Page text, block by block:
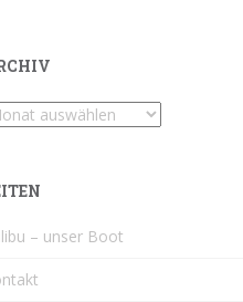
– unser Boot